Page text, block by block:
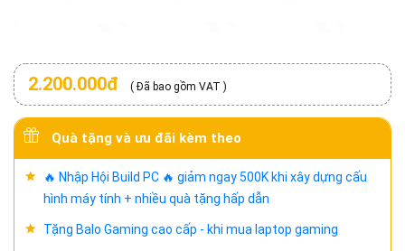
2.200.000đ ( Đã bao gồm VAT )
Quà tặng và ưu đãi kèm theo
🔥 Nhập Hội Build PC 🔥 giảm ngay 500K khi xây dựng cấu
hình máy tính + nhiều quà tặng hấp dẫn
Tặng Balo Gaming cao cấp - khi mua laptop gaming